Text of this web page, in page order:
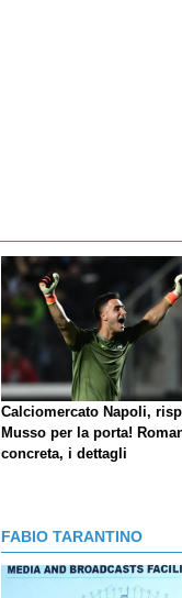
Calciomercato Napoli,
Musso per la porta!
concreta, i dettagli
FABIO TARANTINO